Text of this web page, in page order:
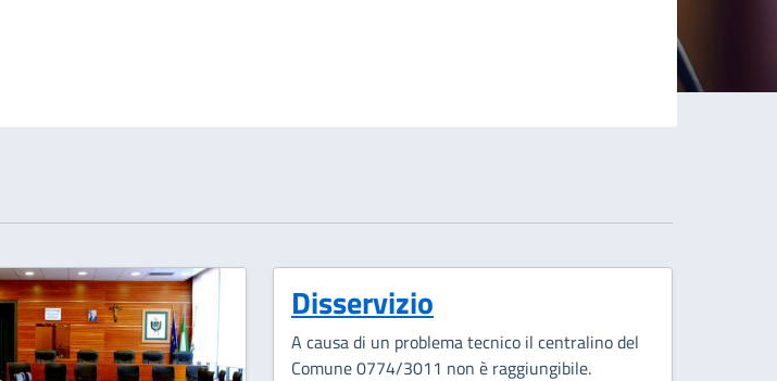
Disservizio
A causa di un problema tecnico il centralino del
Comune 0774/3011 non è raggiungibile.